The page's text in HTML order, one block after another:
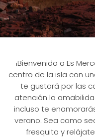
¡Bienvenido a Es
centro de la isla con
te gustará por las
atención la
incluso te
verano. Sea como
fresquita y